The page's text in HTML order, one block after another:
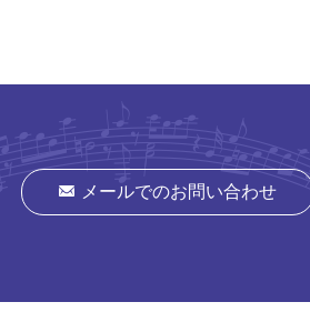
メールでのお問い合わせ